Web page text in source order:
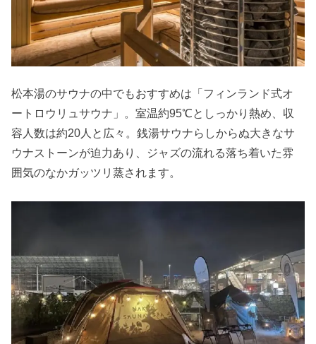
松本湯のサウナの中でもおすすめは「フィンランド式オ
ートロウリュサウナ」。室温約95℃としっかり熱め、収
容人数は約20人と広々。銭湯サウナらしからぬ大きなサ
ウナストーンが迫力あり、ジャズの流れる落ち着いた雰
囲気のなかガッツリ蒸されます。